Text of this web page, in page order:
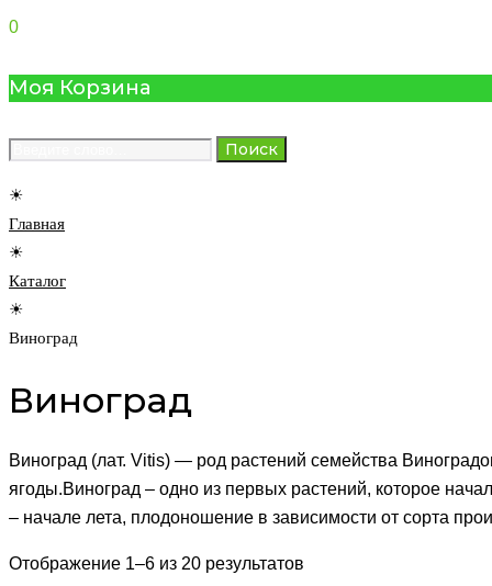
0
Моя Корзина
Поиск
☀
Главная
☀
Каталог
☀
Виноград
Виноград
Виноград (лат. Vitis) — род растений семейства
ягоды.Виноград – одно из первых растений, которое
– начале лета, плодоношение в зависимости от сорта
Отображение 1–6 из 20 результатов